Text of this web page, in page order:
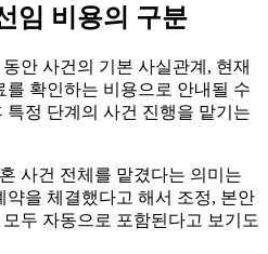
임 비용의 구분
안 사건의 기본 사실관계, 현재
를 확인하는 비용으로 안내될 수
특정 단계의 사건 진행을 맡기는
사건 전체를 맡겼다는 의미는
약을 체결했다고 해서 조정, 본안
두 자동으로 포함된다고 보기도